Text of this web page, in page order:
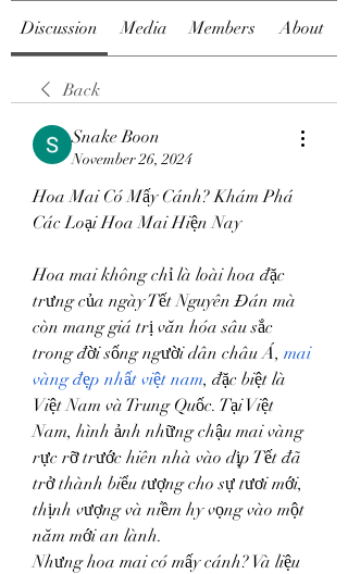
Discussion Media Members About
Back
Snake Boon
November 26, 2024
Hoa Mai Có Mấy Cánh? Khám Phá
Các Loại Hoa Mai Hiện Nay
Hoa mai không chỉ là loài hoa đặc
trưng của ngày Tết Nguyên Đán mà
còn mang giá trị văn hóa sâu sắc
trong đời sống người dân châu Á, mai
vàng đẹp nhất việt nam, đặc biệt là
Việt Nam và Trung Quốc. Tại Việt
Nam, hình ảnh những chậu mai vàng
rực rỡ trước hiên nhà vào dịp Tết đã
trở thành biểu tượng cho sự tươi mới,
thịnh vượng và niềm hy vọng vào một
năm mới an lành.
Nhưng hoa mai có mấy cánh? Và liệu